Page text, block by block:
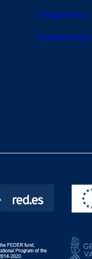
Integrations
Collaborators